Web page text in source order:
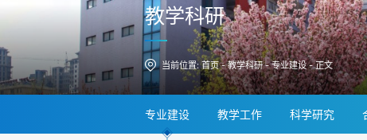
教学科研
当前位置:首页-教学科研-专业建设-正文
专业建设 教学工作 科学研究